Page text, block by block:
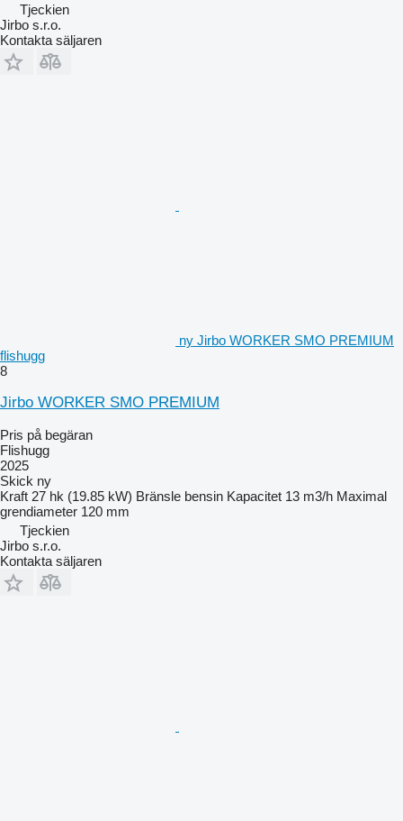
Tjeckien
Jirbo s.r.o.
Kontakta säljaren
ny Jirbo WORKER SMO PREMIUM
flishugg
8
Jirbo WORKER SMO PREMIUM
Pris på begäran
Flishugg
2025
Skick ny
Kraft 27 hk (19.85 kW) Bränsle bensin Kapacitet 13 m3/h Maximal
grendiameter 120 mm
Tjeckien
Jirbo s.r.o.
Kontakta säljaren